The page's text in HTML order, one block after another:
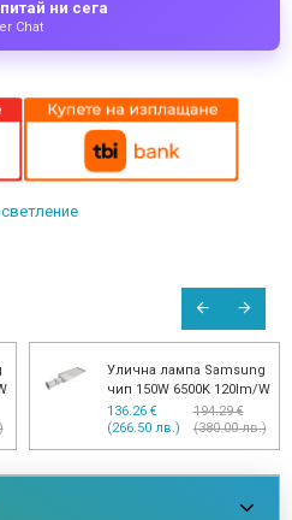
ни сега
Chat
Улична лампа Samsung
чип 150W 6500K 120lm/W
136.26 €
(266.50 лв.)
194.29 €
(380.00 лв.)